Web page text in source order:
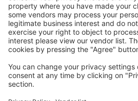
Unterkünfte in USA - Beliebte Städte
Unterkunft in Kissimmee
Unterkunft in Davenport
Unterkunft in Panama City Beach